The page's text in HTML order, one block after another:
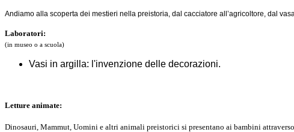
Andiamo alla scoperta dei mestieri nella preistoria, dal cacciatore all’agricoltore, dal
Laboratori:
(in museo o a scuola)
Vasi in argilla: l'invenzione delle decorazioni.
Letture animate:
Dinosauri, Mammut, Uomini e altri animali preistorici si presentano ai bambini